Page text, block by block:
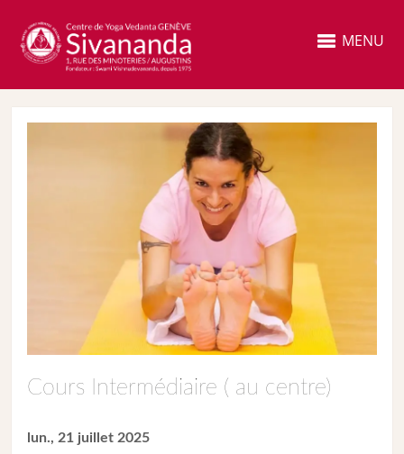
MENU
Cours Intermédiaire ( au centre)
lun., 21 juillet 2025